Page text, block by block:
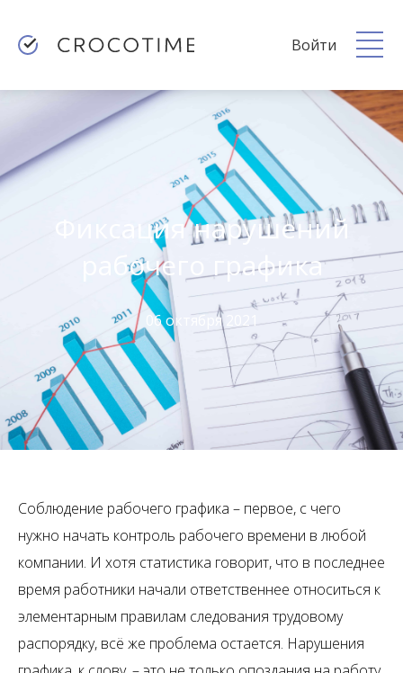
Войти
Фиксация нарушений
рабочего графика
06 октября 2021
Соблюдение рабочего графика – первое, с чего
нужно начать контроль рабочего времени в любой
компании. И хотя статистика говорит, что в последнее
время работники начали ответственнее относиться к
элементарным правилам следования трудовому
распорядку, всё же проблема остается. Нарушения